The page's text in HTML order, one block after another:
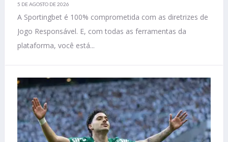
5 DE AGOSTO DE 2026
A Sportingbet é 100% comprometida com as diretrizes de
Jogo Responsável. E, com todas as ferramentas da
plataforma, você está...